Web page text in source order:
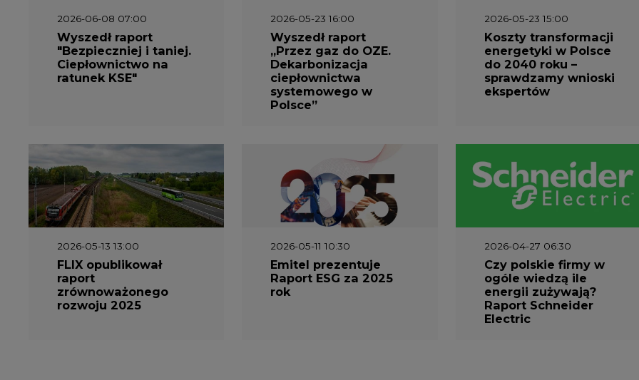
Wyszedł raport
"Bezpieczniej i taniej.
Ciepłownictwo na
ratunek KSE"
Wyszedł raport
„Przez gaz do OZE.
Dekarbonizacja
ciepłownictwa
systemowego w
Polsce”
Koszty transformacji
energetyki w Polsce
do 2040 roku –
sprawdzamy wnioski
ekspertów
2026-05-13 13:00
FLIX opublikował
zrównoważonego
rozwoju 2025
2026-05-11 10:30
Emitel prezentuje
rok
Czy polskie firmy w
energii zużywają?
Raport Schneider
Electric